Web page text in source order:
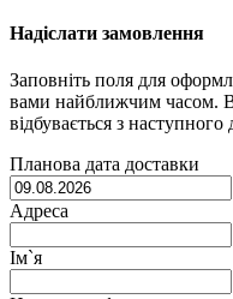
Надіслати замовлення
Заповніть поля для
вами найближчим часом.
відбувається з
Планова дата доставки
Адреса
Ім`я